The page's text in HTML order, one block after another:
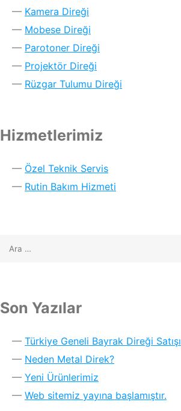
Kamera Direği
Mobese Direği
Parotoner Direği
Projektör Direği
Rüzgar Tulumu Direği
Hizmetlerimiz
Özel Teknik Servis
Rutin Bakım Hizmeti
Son Yazılar
Türkiye Geneli Bayrak Direği Satışı
Neden Metal Direk?
Yeni Ürünlerimiz
Web sitemiz yayına başlamıştır.